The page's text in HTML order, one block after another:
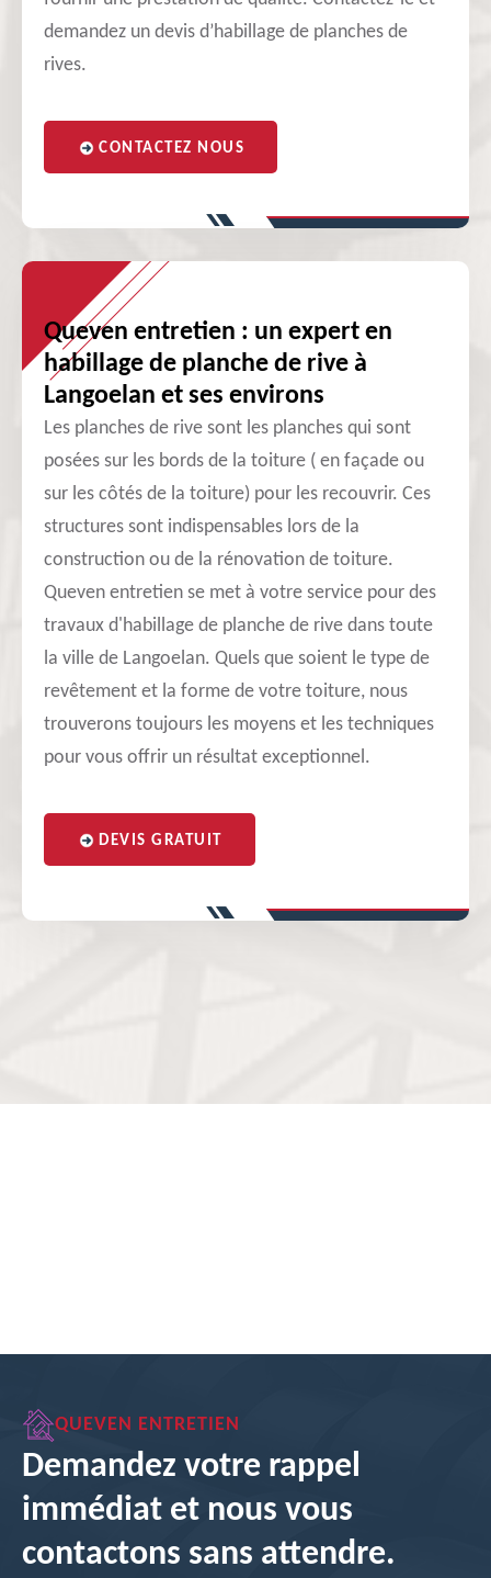
demandez un devis d’habillage de planches de
rives.
CONTACTEZ NOUS
Queven entretien : un expert en
habillage de planche de rive à
Langoelan et ses environs
Les planches de rive sont les planches qui sont
posées sur les bords de la toiture ( en façade ou
sur les côtés de la toiture) pour les recouvrir. Ces
structures sont indispensables lors de la
construction ou de la rénovation de toiture.
Queven entretien se met à votre service pour des
travaux d'habillage de planche de rive dans toute
la ville de Langoelan. Quels que soient le type de
revêtement et la forme de votre toiture, nous
trouverons toujours les moyens et les techniques
pour vous offrir un résultat exceptionnel.
DEVIS GRATUIT
QUEVEN ENTRETIEN
Demandez votre rappel
immédiat et nous vous
contactons sans attendre.